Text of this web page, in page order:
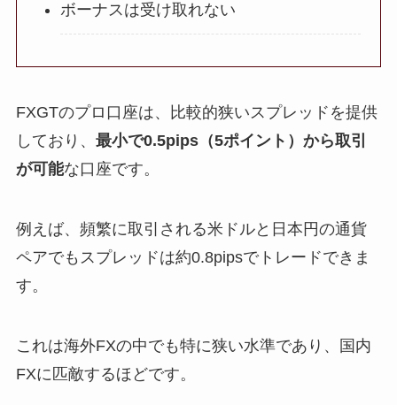
ボーナスは受け取れない
FXGTのプロ口座は、比較的狭いスプレッドを提供
しており、 最小で0.5pips（5ポイント）から取引
が可能な口座です。
例えば、頻繁に取引される米ドルと日本円の通貨
ペアでもスプレッドは約0.8pipsでトレードできま
す。
これは海外FXの中でも特に狭い水準であり、国内
FXに匹敵するほどです。